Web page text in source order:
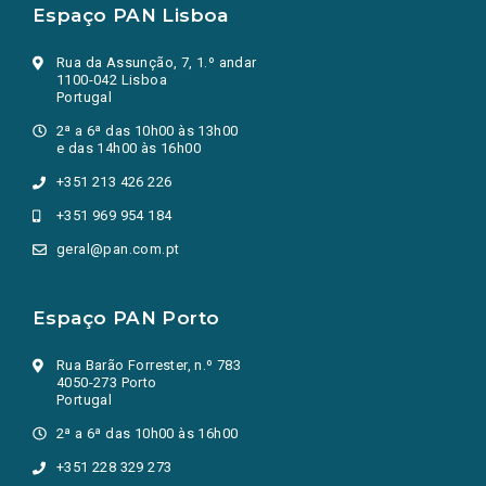
Espaço PAN Lisboa
Rua da Assunção, 7, 1.º andar
1100-042 Lisboa
Portugal
2ª a 6ª das 10h00 às 13h00
e das 14h00 às 16h00
+351 213 426 226
+351 969 954 184
geral@pan.com.pt
Espaço PAN Porto
Rua Barão Forrester, n.º 783
4050-273 Porto
Portugal
2ª a 6ª das 10h00 às 16h00
+351 228 329 273